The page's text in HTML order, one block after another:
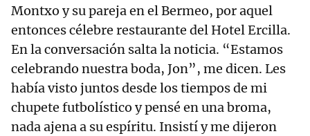
Montxo y su pareja en el Bermeo, por aquel
entonces célebre restaurante del Hotel Ercilla.
En la conversación salta la noticia. “Estamos
celebrando nuestra boda, Jon”, me dicen. Les
había visto juntos desde los tiempos de mi
chupete futbolístico y pensé en una broma,
nada ajena a su espíritu. Insistí y me dijeron